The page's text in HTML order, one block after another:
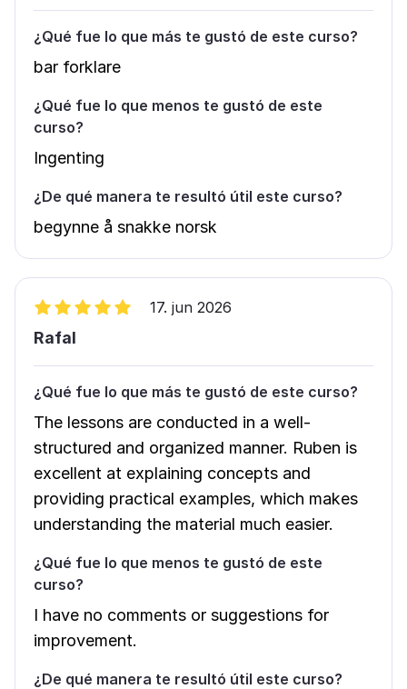
¿Qué fue lo que más te gustó de este curso?
bar forklare
¿Qué fue lo que menos te gustó de este
curso?
Ingenting
¿De qué manera te resultó útil este curso?
begynne å snakke norsk
17. jun 2026
Rafal
¿Qué fue lo que más te gustó de este curso?
The lessons are conducted in a well-
structured and organized manner. Ruben is
excellent at explaining concepts and
providing practical examples, which makes
understanding the material much easier.
¿Qué fue lo que menos te gustó de este
curso?
I have no comments or suggestions for
improvement.
¿De qué manera te resultó útil este curso?